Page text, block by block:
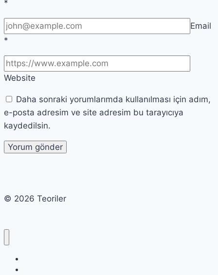
*
Email
*
Website
Daha sonraki yorumlarımda kullanılması için adım,
e-posta adresim ve site adresim bu tarayıcıya
kaydedilsin.
© 2026 Teoriler